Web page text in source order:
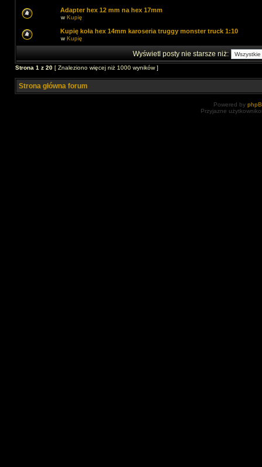
Adapter hex 12 mm na hex 17mm
wKupię
Kupię koła hex 14mm karoseria truggy monster truck 1:10
wKupię
Wyświetl posty nie starsze niż:
Strona 1 z 20 [ Znaleziono więcej niż 1000 wyników ]
Strona główna forum
Powered by
Przyjazne